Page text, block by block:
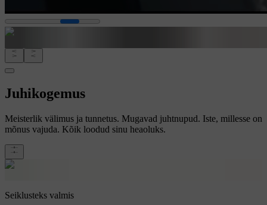
Juhikogemus
Meisterlik välimus ja tunnetus. Mugavad juhtnupud. Iste, millesse on
mõnus vajuda. Kõik loodud sinu heaoluks.
Seiklusteks valmis